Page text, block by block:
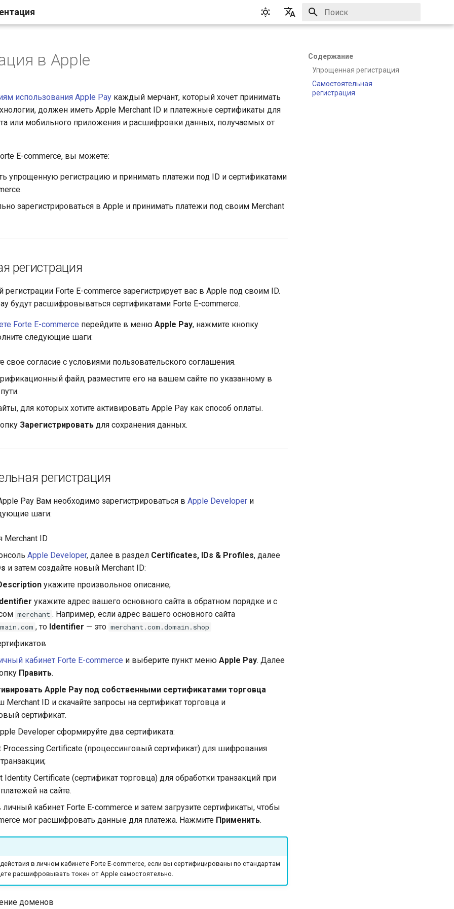
Содержание
Упрощенная регистрация
Самостоятельная
регистрация
в Apple
использования Apple Pay каждый мерчант, который хочет принимать
должен иметь Apple Merchant ID и платежные сертификаты для
или мобильного приложения и расшифровки данных, получаемых от
E-commerce, вы можете:
упрощенную регистрацию и принимать платежи под ID и сертификатами
зарегистрироваться в Apple и принимать платежи под своим Merchant
регистрация
Forte E-commerce зарегистрирует вас в Apple под своим ID.
будут расшифровываться сертификатами Forte E-commerce.
Forte E-commerce перейдите в меню Apple Pay, нажмите кнопку
следующие шаги:
свое согласие с условиями пользовательского соглашения.
файл, разместите его на вашем сайте по указанному в
для которых хотите активировать Apple Pay как способ оплаты.
Зарегистрировать для сохранения данных.
регистрация
Pay Вам необходимо зарегистрироваться в Apple Developer и
шаги:
Merchant ID
Apple Developer, далее в раздел Certificates, IDs & Profiles, далее
и затем создайте новый Merchant ID:
укажите произвольное описание;
укажите адрес вашего основного сайта в обратном порядке и с
merchant . Например, если адрес вашего основного сайта
, то Identifier — это merchant.com.domain.shop
кабинет Forte E-commerce и выберите пункт меню Apple Pay. Далее
Править.
Apple Pay под собственными сертификатами торговца
Merchant ID и скачайте запросы на сертификат торговца и
сертификат.
Developer сформируйте два сертификата:
Processing Certificate (процессинговый сертификат) для шифрования
Identity Certificate (сертификат торговца) для обработки транзакций при
на сайте.
личный кабинет Forte E-commerce и затем загрузите сертификаты, чтобы
мог расшифровать данные для платежа. Нажмите Применить.
в личном кабинете Forte E-commerce, если вы сертифицированы по стандартам
расшифровывать токен от Apple самостоятельно.
доменов